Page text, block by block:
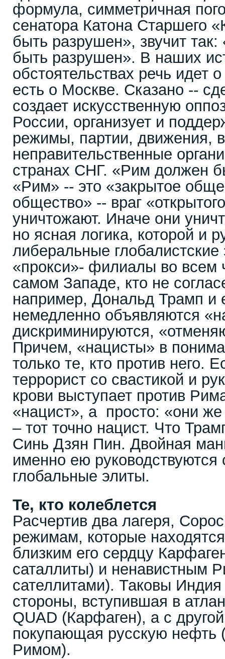
формула, симметричная
сенатора Катона Старшего
быть разрушен», звучит
быть разрушен». В наших
обстоятельствах речь идет
есть о Москве. Сказано --
создает искусственную
России, организует и
режимы, партии, движения,
неправительственные
странах СНГ. «Рим должен
«Рим» -- это «закрытое
общество» -- враг
уничтожают. Иначе они
но ясная логика, которой и
либеральные
«прокси»- филиалы во всем
самом Западе, кто не
например, Дональд Трамп и
немедленно объявляются
дискриминируются,
Причем, «нацисты» в
только те, кто против него.
террорист со свастикой и
крови выступает против
«нацист», а просто: «они
– тот точно нацист. Что
Синь Дзян Пин. Двойная
именно ею
глобальные элиты.
Те, кто колеблется
Расчертив два лагеря,
режимам, которые
близким его сердцу
саталлиты) и ненавистным
сателлитами). Таковы
стороны, вступившая в
QUAD (Карфаген), а с
покупающая русскую нефть
Римом).